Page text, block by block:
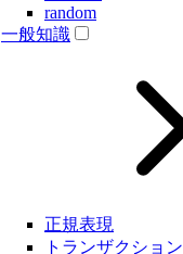
random
一般知識
正規表現
トランザクション